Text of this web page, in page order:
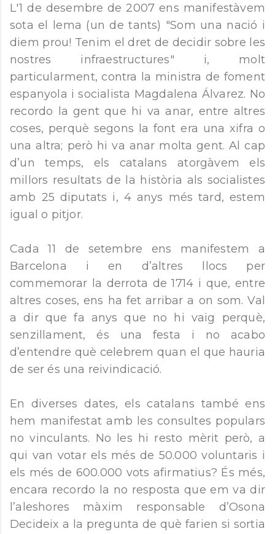
L'1 de desembre de 2007 ens manifestàvem
sota el lema (un de tants) "Som una nació i
diem prou! Tenim el dret de decidir sobre les
nostres infraestructures" i, molt
particularment, contra la ministra de foment
espanyola i socialista Magdalena Álvarez. No
recordo la gent que hi va anar, entre altres
coses, perquè segons la font era una xifra o
una altra; però hi va anar molta gent. Al cap
d’un temps, els catalans atorgàvem els
millors resultats de la història als socialistes
amb 25 diputats i, 4 anys més tard, estem
igual o pitjor.
Cada 11 de setembre ens manifestem a
Barcelona i en d’altres llocs per
commemorar la derrota de 1714 i que, entre
altres coses, ens ha fet arribar a on som. Val
a dir que fa anys que no hi vaig perquè,
senzillament, és una festa i no acabo
d’entendre què celebrem quan el que hauria
de ser és una reivindicació.
En diverses dates, els catalans també ens
hem manifestat amb les consultes populars
no vinculants. No les hi resto mèrit però, a
qui van votar els més de 50.000 voluntaris i
els més de 600.000 vots afirmatius? És més,
encara recordo la no resposta que em va dir
l’aleshores màxim responsable d’Osona
Decideix a la pregunta de què farien si sortia